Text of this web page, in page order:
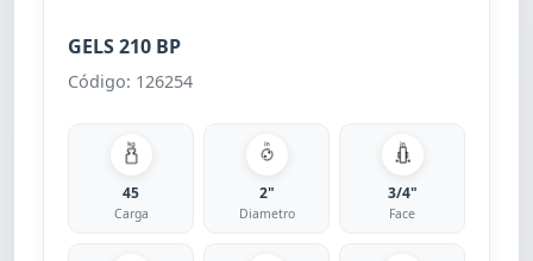
GELS 210 BP
Código: 126254
45
Carga
2"
Diametro
3/4"
Face